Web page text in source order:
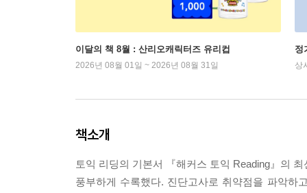
이달의 책 8월 : 산리오캐릭터즈 유리컵
2026년 08월 01일 ~ 2026년 08월 31일
정
상
책소개
토익 리딩의 기본서 『해커스 토익 Reading』의
풍부하게 수록했다. 진단고사로 취약점을 파악하